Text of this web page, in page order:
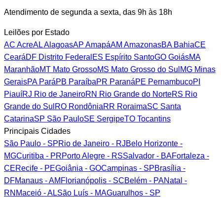
Atendimento de segunda a sexta, das 9h às 18h
Leilões por Estado
AC AcreALAlagoasAP AmapáAM AmazonasBABahiaCE
CearáDF Distrito Federal ES Espírito SantoGO GoiásMA
MaranhãoMT Mato GrossoMS Mato Grosso do Sul MG Minas
GeraisPAParáPB ParaíbaPR ParanáPE PernambucoPI
PiauíRJ Rio de JaneiroRN Rio Grande do NorteRS Rio
Grande do Sul RO RondôniaRR RoraimaSC Santa
CatarinaSP São PauloSE SergipeTO Tocantins
Principais Cidades
São Paulo - SPRio de Janeiro - RJBelo Horizonte -
MGCuritiba - PRPorto Alegre - RSSalvador - BAFortaleza -
CERecife - PEGoiânia - GOCampinas - SPBrasília -
DFManaus - AM Florianópolis - SCBelém - PANatal -
RN Maceió - ALSão Luís - MAGuarulhos - SP